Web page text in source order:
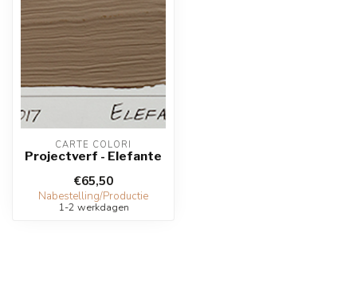
CARTE COLORI
Projectverf - Elefante
€65,50
Nabestelling/Productie
1-2 werkdagen